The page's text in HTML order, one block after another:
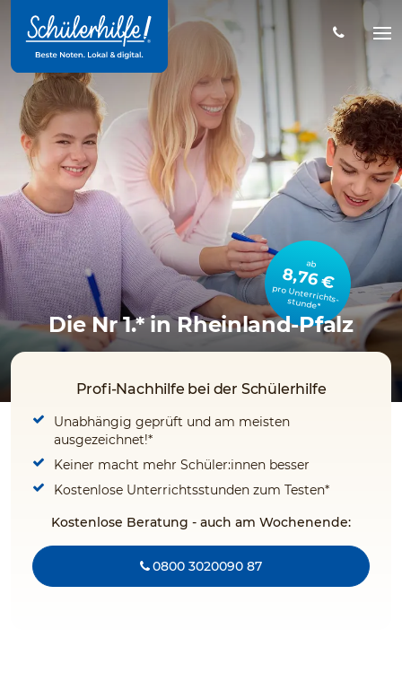
Hauptinhalt
ab
8,76 €
pro Unterrichts­stunde*
Die Nr 1.* in Rheinland-Pfalz
Profi-Nachhilfe bei der Schülerhilfe
Unabhängig geprüft und am meisten
ausgezeichnet!*
Keiner macht mehr Schüler:innen besser
Kostenlose Unterrichtsstunden zum Testen*
Kostenlose Beratung - auch am Wochenende:
0800 3020090 87